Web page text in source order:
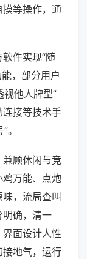
等操作，通
件实现“随
能，部分用户
视他人牌型”
接等技术手
。
顾休闲与竞
万能、点炮
，流局查叫
明确，清一
面设计人性
地气，运行